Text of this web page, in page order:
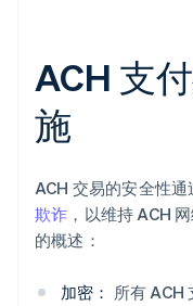
ACH 支
施
ACH 交易的安全性
欺诈 ，以维持 ACH
的概述：
加密： 所有 ACH